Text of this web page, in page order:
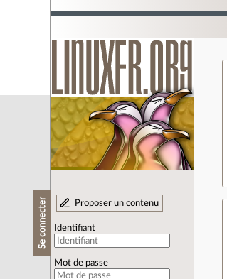
Se connecter Proposer un contenu
Identifiant
Mot de passe